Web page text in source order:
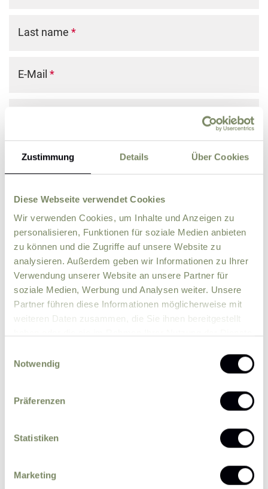
Zustimmung Details Über Cookies
Diese Webseite verwendet Cookies
Wir verwenden Cookies, um Inhalte und Anzeigen zu
personalisieren, Funktionen für soziale Medien anbieten
zu können und die Zugriffe auf unsere Website zu
analysieren. Außerdem geben wir Informationen zu Ihrer
Verwendung unserer Website an unsere Partner für
soziale Medien, Werbung und Analysen weiter. Unsere
Partner führen diese Informationen möglicherweise mit
weiteren Daten zusammen, die Sie ihnen bereitgestellt
Notwendig
Präferenzen
Statistiken
Marketing
Last name *
E-Mail *
Street
ZIP City
Country
Comment
offers by e-mail.